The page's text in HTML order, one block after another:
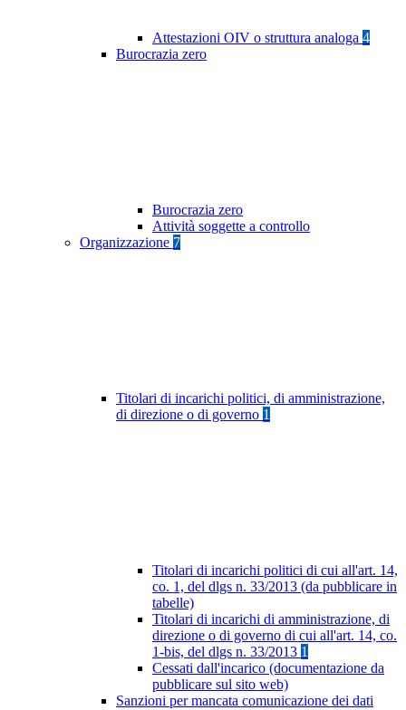
Attestazioni OIV o struttura analoga 4
Burocrazia zero
Burocrazia zero
Attività soggette a controllo
Organizzazione 7
Titolari di incarichi politici, di amministrazione,
di direzione o di governo 1
Titolari di incarichi politici di cui all'art. 14,
co. 1, del dlgs n. 33/2013 (da pubblicare in
tabelle)
Titolari di incarichi di amministrazione, di
direzione o di governo di cui all'art. 14, co.
1-bis, del dlgs n. 33/2013 1
Cessati dall'incarico (documentazione da
pubblicare sul sito web)
Sanzioni per mancata comunicazione dei dati